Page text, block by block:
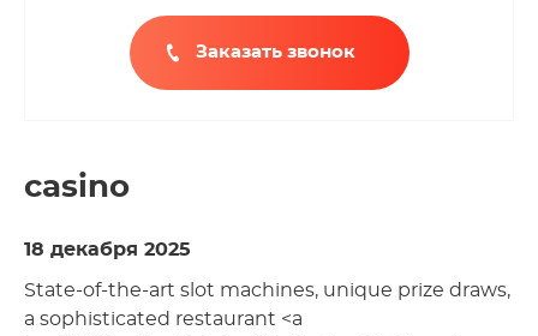
Заказать звонок
casino
18 декабря 2025
State-of-the-art slot machines, unique prize draws,
a sophisticated restaurant <a